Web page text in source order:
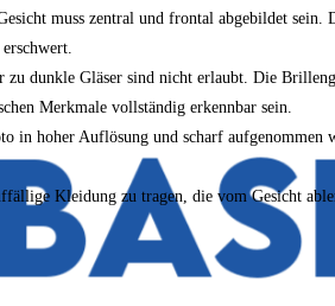
muss zentral und frontal abgebildet sein.
dunkle Gläser sind nicht erlaubt. Die
Merkmale vollständig erkennbar sein.
in hoher Auflösung und scharf aufgenommen
Kleidung zu tragen, die vom Gesicht